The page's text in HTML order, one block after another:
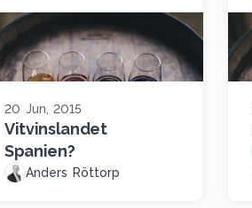
20 Jun, 2015
Vitvinslandet
Spanien?
Anders Röttorp